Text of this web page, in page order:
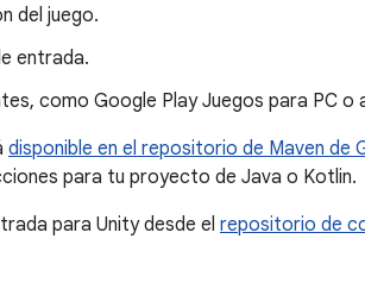
del juego.
entrada.
como Google Play Juegos para PC o
disponible en el repositorio de Maven de
para tu proyecto de Java o Kotlin.
para Unity desde el repositorio de